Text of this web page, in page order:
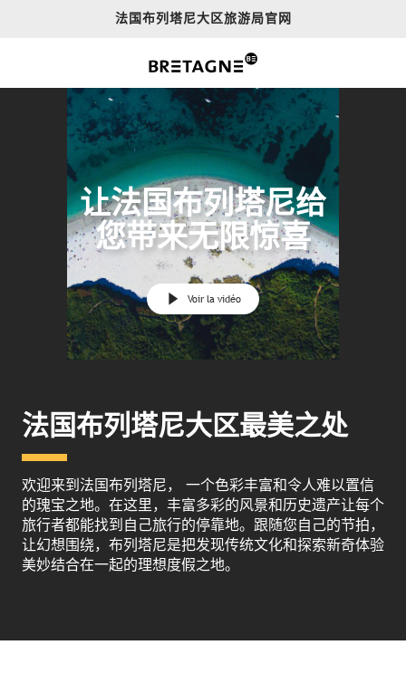
法国布列塔尼大区旅游局官网
让法国布列塔尼给
您带来无限惊喜
Voir la vidéo
法国布列塔尼大区最美之处
欢迎来到法国布列塔尼， 一个色彩丰富和令人难以置信
的瑰宝之地。在这里，丰富多彩的风景和历史遗产让每个
旅行者都能找到自己旅行的停靠地。跟随您自己的节拍，
让幻想围绕，布列塔尼是把发现传统文化和探索新奇体验
美妙结合在一起的理想度假之地。